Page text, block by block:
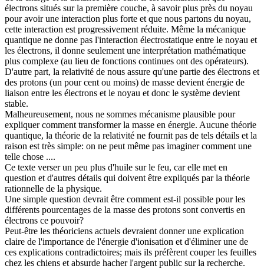
électrons situés sur la première couche, à savoir plus près du noyau
pour avoir une interaction plus forte et que nous partons du noyau,
cette interaction est progressivement réduite. Même la mécanique
quantique ne donne pas l'interaction électrostatique entre le noyau et
les électrons, il donne seulement une interprétation mathématique
plus complexe (au lieu de fonctions continues ont des opérateurs).
D'autre part, la relativité de nous assure qu'une partie des électrons et
des protons (un pour cent ou moins) de masse devient énergie de
liaison entre les électrons et le noyau et donc le système devient
stable.
Malheureusement, nous ne sommes mécanisme plausible pour
expliquer comment transformer la masse en énergie. Aucune théorie
quantique, la théorie de la relativité ne fournit pas de tels détails et la
raison est très simple: on ne peut même pas imaginer comment une
telle chose ....
Ce texte verser un peu plus d'huile sur le feu, car elle met en
question et d'autres détails qui doivent être expliqués par la théorie
rationnelle de la physique.
Une simple question devrait être comment est-il possible pour les
différents pourcentages de la masse des protons sont convertis en
électrons ce pouvoir?
Peut-être les théoriciens actuels devraient donner une explication
claire de l'importance de l'énergie d'ionisation et d'éliminer une de
ces explications contradictoires; mais ils préfèrent couper les feuilles
chez les chiens et absurde hacher l'argent public sur la recherche.